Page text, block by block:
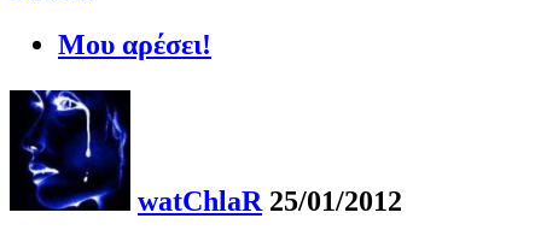
Μου αρέσει!
watChlaR 25/01/2012